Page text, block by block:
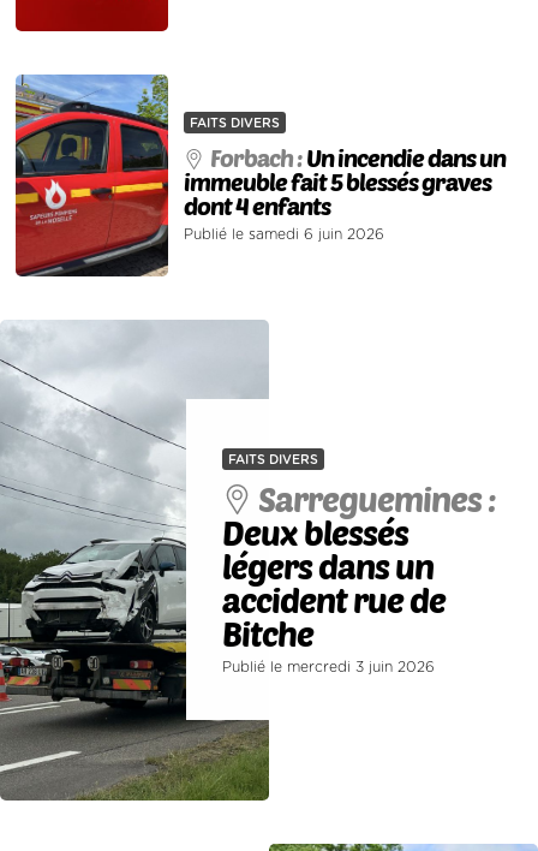
FAITS DIVERS
Forbach :Un incendie dans un
immeuble fait 5 blessés graves
dont 4 enfants
Publié le samedi 6 juin 2026
FAITS DIVERS
Sarreguemines :
Deux blessés
légers dans un
accident rue de
Bitche
Publié le mercredi 3 juin 2026